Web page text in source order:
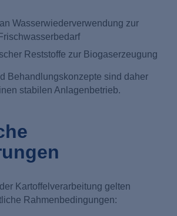
Wasserwiederverwendung zur
Reststoffe zur Biogaserzeugung
Behandlungskonzepte sind daher
stabilen Anlagenbetrieb.
Kartoffelverarbeitung gelten
Rahmenbedingungen: